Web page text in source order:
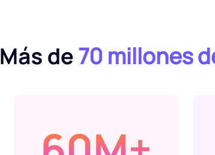
Más de70 millones